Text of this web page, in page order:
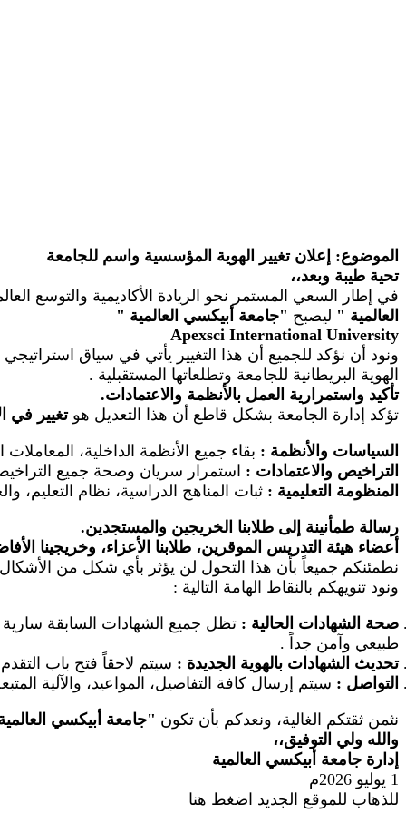
الموضوع: إعلان تغيير الهوية المؤسسية واسم للجامعة
تحية طيبة وبعد،،
في إطار السعي المستمر نحو الريادة الأكاديمية والتوسع
العالمية " ليصبح "جامعة أبيكسي العالمية "
International University
Apexsci
ونود أن نؤكد للجميع أن هذا التغيير يأتي في سياق
الهوية البريطانية للجامعة وتطلعاتها المستقبلية .
تأكيد واستمرارية العمل بالأنظمة والاعتمادات.
تؤكد إدارة الجامعة بشكل قاطع أن هذا التعديل هوتغيير في
السياسات والأنظمة : بقاء جميع الأنظمة الداخلية،
التراخيص والاعتمادات : استمرار سريان وصحة جميع التراخيص
المنظومة التعليمية : ثبات المناهج الدراسية، نظام التعليم،
رسالة طمأنينة إلى طلابنا الخريجين والمستجدين.
أعضاء هيئة التدريس الموقرين، طلابنا الأعزاء، وخريجينا
نطمئنكم جميعاً بأن هذا التحول لن يؤثر بأي شكل من الأشكال
ونود تنويهكم بالنقاط الهامة التالية :
صحة الشهادات الحالية : تظل جميع الشهادات السابقة سارية
طبيعي وآمن جداً .
تحديث الشهادات بالهوية الجديدة : سيتم لاحقاً فتح باب
التواصل : سيتم إرسال كافة التفاصيل، المواعيد، والآلية
نثمن ثقتكم الغالية، ونعدكم بأن تكون "جامعة أبيكسي
والله ولي التوفيق،،
إدارة جامعة أبيكسي العالمية
1 يوليو 2026م
للذهاب للموقع الجديد اضغط هنا